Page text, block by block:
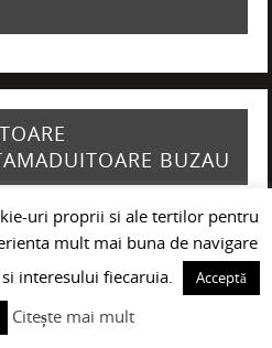
BUZAU
GALATI
uri proprii si ale tertilor pentru
mult mai buna de navigare
interesului fiecaruia.
Acceptă
Citește mai mult